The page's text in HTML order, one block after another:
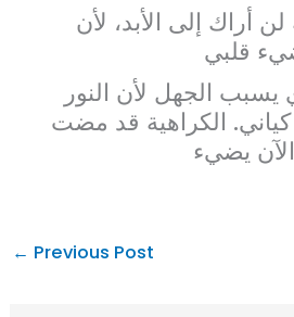
أراك إلى الأبد، لأن
يسبب الجهل لأن النور
الكراهية قد مضت
← Previous Post